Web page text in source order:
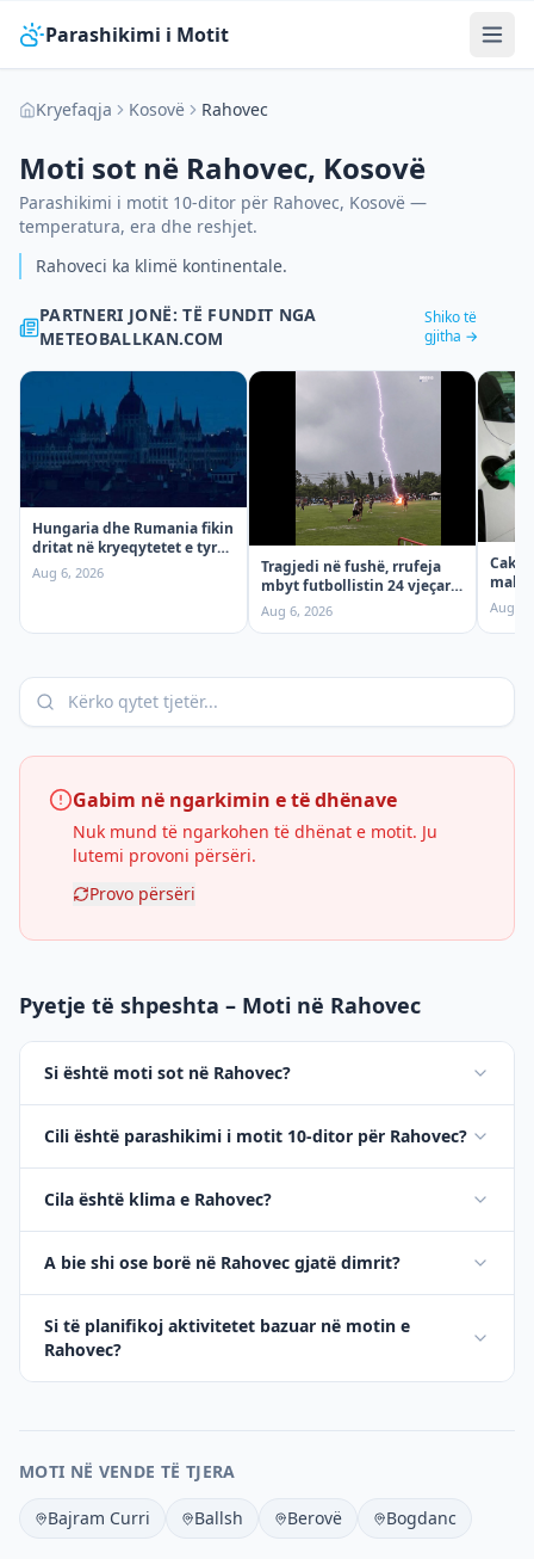
Parashikimi i Motit
Kryefaqja Kosovë Rahovec
Moti sot në Rahovec, Kosovë
Parashikimi i motit 10-ditor për Rahovec, Kosovë —
temperatura, era dhe reshjet.
Rahoveci ka klimë kontinentale.
PARTNERI JONË: TË FUNDIT NGA
METEOBALLKAN.COM
Shiko të
gjitha →
Hungaria dhe Rumania fikin
dritat në kryeqytetet e tyre,
shkak nxehtësia
Aug 6, 2026
Tragjedi në fushë, rrufeja
mbyt futbollistin 24 vjeçar
gjatë ndeshjes
Aug 6, 2026
për
Aug 6,
Gabim në ngarkimin e të dhënave
Nuk mund të ngarkohen të dhënat e motit. Ju
lutemi provoni përsëri.
Provo përsëri
Pyetje të shpeshta – Moti në Rahovec
Si është moti sot në Rahovec?
Cili është parashikimi i motit 10-ditor për Rahovec?
Cila është klima e Rahovec?
A bie shi ose borë në Rahovec gjatë dimrit?
Si të planifikoj aktivitetet bazuar në motin e
Rahovec?
MOTI NË VENDE TË TJERA
Bajram Curri Ballsh Berovë Bogdanc